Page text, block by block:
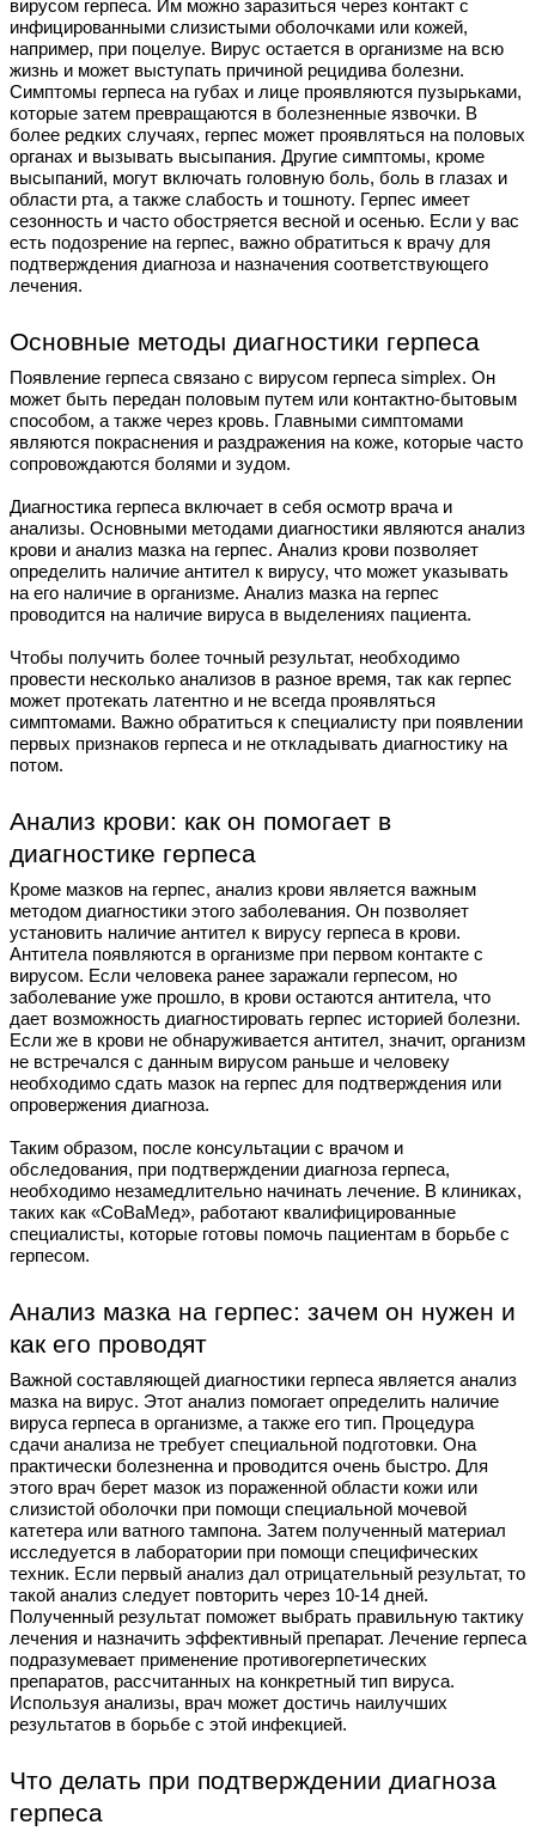
вирусом герпеса. Им можно заразиться через контакт с
инфицированными слизистыми оболочками или кожей,
например, при поцелуе. Вирус остается в организме на всю
жизнь и может выступать причиной рецидива болезни.
Симптомы герпеса на губах и лице проявляются пузырьками,
которые затем превращаются в болезненные язвочки. В
более редких случаях, герпес может проявляться на половых
органах и вызывать высыпания. Другие симптомы, кроме
высыпаний, могут включать головную боль, боль в глазах и
области рта, а также слабость и тошноту. Герпес имеет
сезонность и часто обостряется весной и осенью. Если у вас
есть подозрение на герпес, важно обратиться к врачу для
подтверждения диагноза и назначения соответствующего
лечения.
Основные методы диагностики герпеса
Появление герпеса связано с вирусом герпеса simplex. Он
может быть передан половым путем или контактно-бытовым
способом, а также через кровь. Главными симптомами
являются покраснения и раздражения на коже, которые часто
сопровождаются болями и зудом.
Диагностика герпеса включает в себя осмотр врача и
анализы. Основными методами диагностики являются анализ
крови и анализ мазка на герпес. Анализ крови позволяет
определить наличие антител к вирусу, что может указывать
на его наличие в организме. Анализ мазка на герпес
проводится на наличие вируса в выделениях пациента.
Чтобы получить более точный результат, необходимо
провести несколько анализов в разное время, так как герпес
может протекать латентно и не всегда проявляться
симптомами. Важно обратиться к специалисту при появлении
первых признаков герпеса и не откладывать диагностику на
потом.
Анализ крови: как он помогает в
диагностике герпеса
Кроме мазков на герпес, анализ крови является важным
методом диагностики этого заболевания. Он позволяет
установить наличие антител к вирусу герпеса в крови.
Антитела появляются в организме при первом контакте с
вирусом. Если человека ранее заражали герпесом, но
заболевание уже прошло, в крови остаются антитела, что
дает возможность диагностировать герпес историей болезни.
Если же в крови не обнаруживается антител, значит, организм
не встречался с данным вирусом раньше и человеку
необходимо сдать мазок на герпес для подтверждения или
опровержения диагноза.
Таким образом, после консультации с врачом и
обследования, при подтверждении диагноза герпеса,
необходимо незамедлительно начинать лечение. В клиниках,
таких как «СоВаМед», работают квалифицированные
специалисты, которые готовы помочь пациентам в борьбе с
герпесом.
Анализ мазка на герпес: зачем он нужен и
как его проводят
Важной составляющей диагностики герпеса является анализ
мазка на вирус. Этот анализ помогает определить наличие
вируса герпеса в организме, а также его тип. Процедура
сдачи анализа не требует специальной подготовки. Она
практически болезненна и проводится очень быстро. Для
этого врач берет мазок из пораженной области кожи или
слизистой оболочки при помощи специальной мочевой
катетера или ватного тампона. Затем полученный материал
исследуется в лаборатории при помощи специфических
техник. Если первый анализ дал отрицательный результат, то
такой анализ следует повторить через 10-14 дней.
Полученный результат поможет выбрать правильную тактику
лечения и назначить эффективный препарат. Лечение герпеса
подразумевает применение противогерпетических
препаратов, рассчитанных на конкретный тип вируса.
Используя анализы, врач может достичь наилучших
результатов в борьбе с этой инфекцией.
Что делать при подтверждении диагноза
герпеса